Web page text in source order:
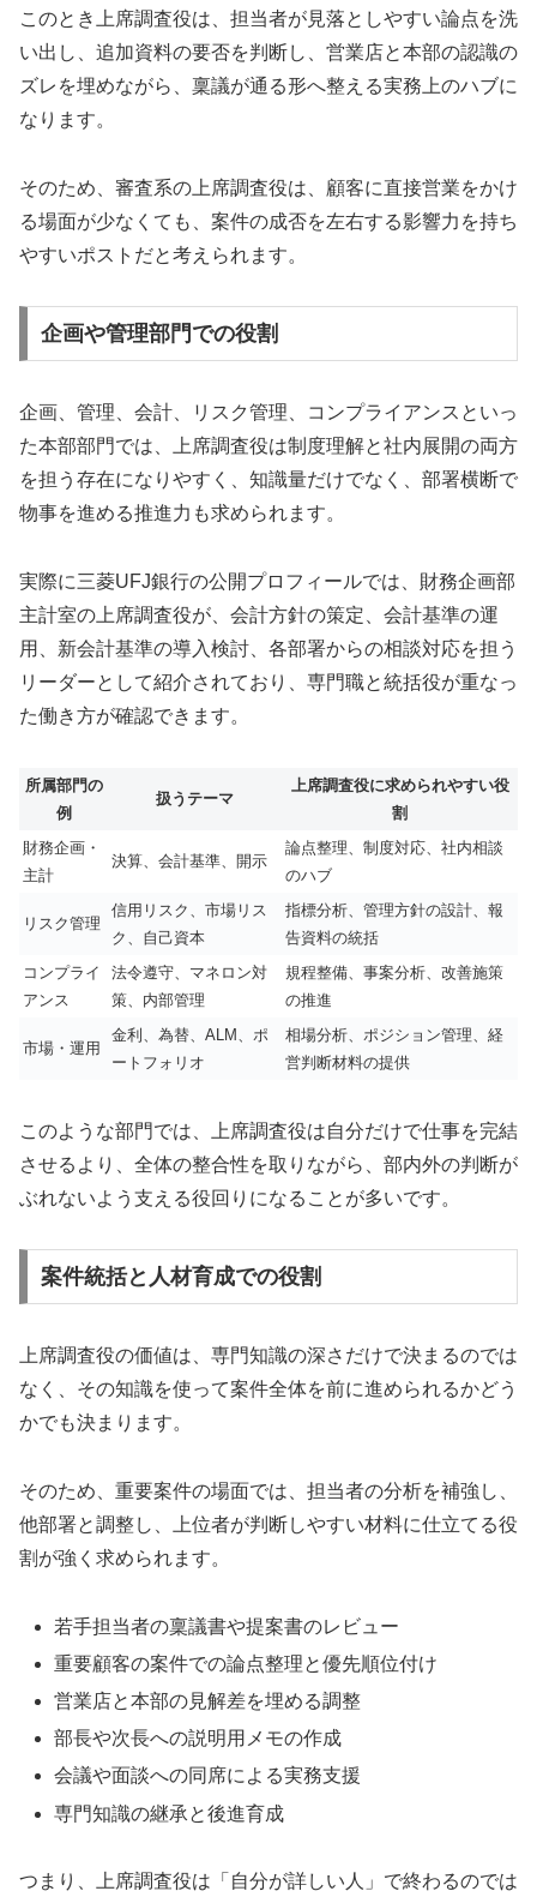
このとき上席調査役は、担当者が見落としやすい論点を洗
い出し、追加資料の要否を判断し、営業店と本部の認識の
ズレを埋めながら、稟議が通る形へ整える実務上のハブに
なります。
そのため、審査系の上席調査役は、顧客に直接営業をかけ
る場面が少なくても、案件の成否を左右する影響力を持ち
やすいポストだと考えられます。
企画や管理部門での役割
企画、管理、会計、リスク管理、コンプライアンスといっ
た本部部門では、上席調査役は制度理解と社内展開の両方
を担う存在になりやすく、知識量だけでなく、部署横断で
物事を進める推進力も求められます。
実際に三菱UFJ銀行の公開プロフィールでは、財務企画部
主計室の上席調査役が、会計方針の策定、会計基準の運
用、新会計基準の導入検討、各部署からの相談対応を担う
リーダーとして紹介されており、専門職と統括役が重なっ
た働き方が確認できます。
所属部門の
例
扱うテーマ
上席調査役に求められやすい役
割
財務企画・
主計
決算、会計基準、開示
論点整理、制度対応、社内相談
のハブ
リスク管理
信用リスク、市場リス
ク、自己資本
指標分析、管理方針の設計、報
告資料の統括
コンプライ
アンス
法令遵守、マネロン対
策、内部管理
規程整備、事案分析、改善施策
の推進
市場・運用
金利、為替、ALM、ポ
ートフォリオ
相場分析、ポジション管理、経
営判断材料の提供
このような部門では、上席調査役は自分だけで仕事を完結
させるより、全体の整合性を取りながら、部内外の判断が
ぶれないよう支える役回りになることが多いです。
案件統括と人材育成での役割
上席調査役の価値は、専門知識の深さだけで決まるのでは
なく、その知識を使って案件全体を前に進められるかどう
かでも決まります。
そのため、重要案件の場面では、担当者の分析を補強し、
他部署と調整し、上位者が判断しやすい材料に仕立てる役
割が強く求められます。
若手担当者の稟議書や提案書のレビュー
重要顧客の案件での論点整理と優先順位付け
営業店と本部の見解差を埋める調整
部長や次長への説明用メモの作成
会議や面談への同席による実務支援
専門知識の継承と後進育成
つまり、上席調査役は「自分が詳しい人」で終わるのでは